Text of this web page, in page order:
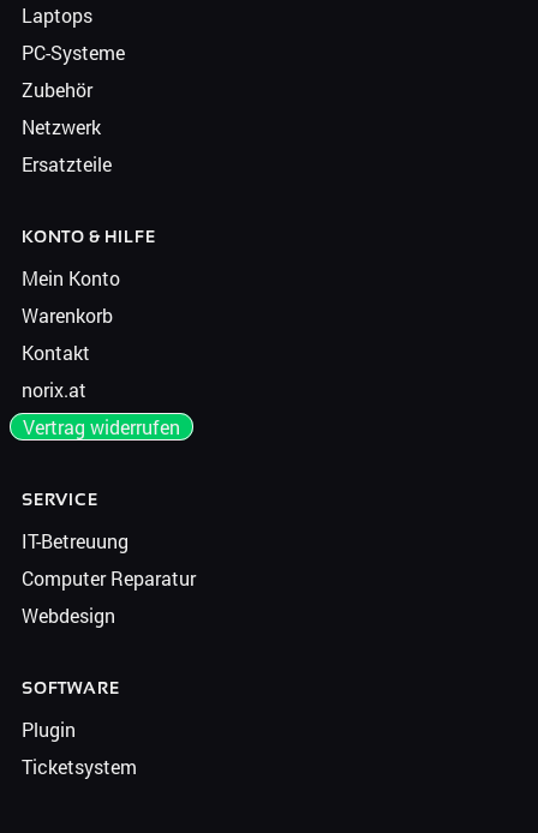
Laptops
PC-Systeme
Zubehör
Netzwerk
Ersatzteile
KONTO & HILFE
Mein Konto
Warenkorb
Kontakt
norix.at
Vertrag widerrufen
SERVICE
IT-Betreuung
Computer Reparatur
Webdesign
SOFTWARE
Plugin
Ticketsystem